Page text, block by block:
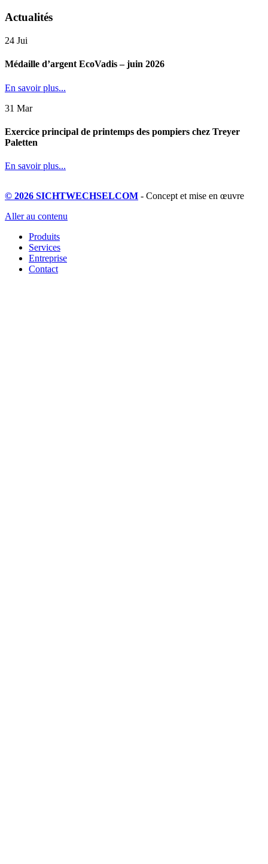
Actualités
24 Jui
Médaille d’argent EcoVadis – juin 2026
En savoir plus...
31 Mar
Exercice principal de printemps des pompiers chez Treyer
Paletten
En savoir plus...
© 2026 SICHTWECHSELCOM - Concept et mise en œuvre
Aller au contenu
Produits
Services
Entreprise
Contact